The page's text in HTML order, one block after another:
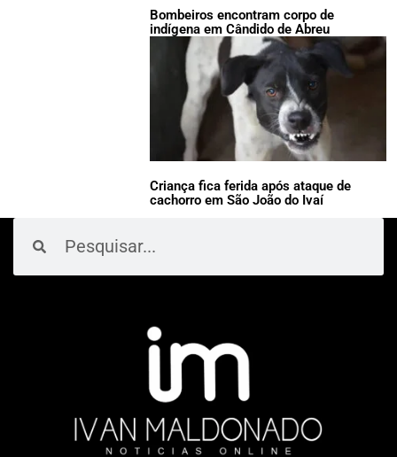
Bombeiros encontram corpo de
indígena em Cândido de Abreu
Criança fica ferida após ataque de
cachorro em São João do Ivaí